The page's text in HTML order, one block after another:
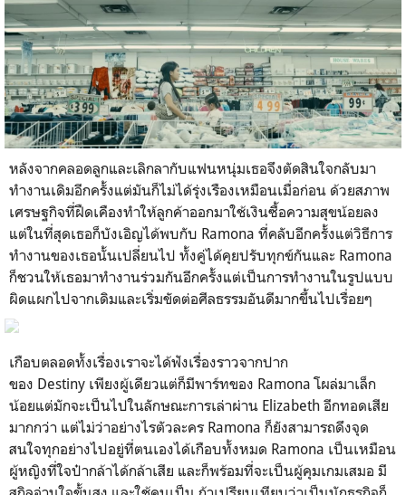
หลังจากคลอดลูกและเลิกลากับแฟนหนุ่มเธอจึงตัดสินใจกลับมา
ทำงานเดิมอีกครั้งแต่มันก็ไม่ได้รุ่งเรืองเหมือนเมื่อก่อน ด้วยสภาพ
เศรษฐกิจที่ฝืดเคืองทำให้ลูกค้าออกมาใช้เงินซื้อความสุขน้อยลง
แต่ในที่สุดเธอก็บังเอิญได้พบกับ Ramona ที่คลับอีกครั้งแต่วิธีการ
ทำงานของเธอนั้นเปลี่ยนไป ทั้งคู่ได้คุยปรับทุกข์กันและ Ramona
ก็ชวนให้เธอมาทำงานร่วมกันอีกครั้งแต่เป็นการทำงานในรูปแบบ
ผิดแผกไปจากเดิมและเริ่มขัดต่อศีลธรรมอันดีมากขึ้นไปเรื่อยๆ
เกือบตลอดทั้งเรื่องเราจะได้ฟังเรื่องราวจากปาก
ของ Destiny เพียงผู้เดียวแต่ก็มีพาร์ทของ Ramonaโผล่มาเล็ก
น้อยแต่มักจะเป็นไปในลักษณะการเล่าผ่าน Elizabeth อีกทอดเสีย
มากกว่า แต่ไม่ว่าอย่างไรตัวละคร Ramona ก็ยังสามารถดึงจุด
สนใจทุกอย่างไปอยู่ที่ตนเองได้เกือบทั้งหมด Ramona เป็นเหมือน
ผู้หญิงที่ใจป๋ากล้าได้กล้าเสีย และก็พร้อมที่จะเป็นผู้คุมเกมเสมอ มี